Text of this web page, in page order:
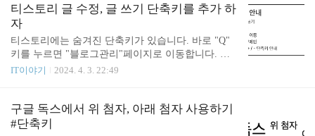
* 이 나옵니다. * 은 bullet을 의미합니다. 이런 의미로
단축키를 만든 것으로 보입니다. 티스토리 에디터*
입력해서 목록 만들기 불가능단축키: Opt + Cmd + 4
(누를 때마다 일반 bullet, 빈 bullet, 숫자, 취소 순으로
바뀝니다.)단축키에 특별한 의미는 없고 1,2,3,4,5 순
서대로 만들어진 것처럼 보입니다.
티스토리 글 수정, 글 쓰기 단축키를 추가 하
자
티스토리에는 숨겨진 단축키가 있습니다. 바로 "Q"
키를 누르면 "블로그관리"페이지로 이동합니다. 블
로그관리 페이지에서 "Q"를 누르면 다시 블로그 메
었습니다. 왜냐하면 글 수정 페이지로 접근이 불편하
기 때문인데요. 스킨에 따라 글 수정 버튼 위치가 다
IT이야기 2024. 4. 3. 22:49
구글 독스에서 위 첨자, 아래 첨자 사용하기
#단축키